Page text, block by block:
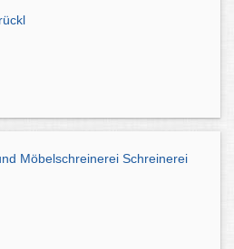
Möbelschreinerei Schreinerei